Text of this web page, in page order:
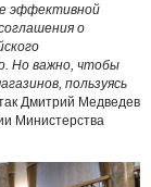
эффективной
о
Но важно, чтобы
пользуясь
Дмитрий Медведев
Министерства